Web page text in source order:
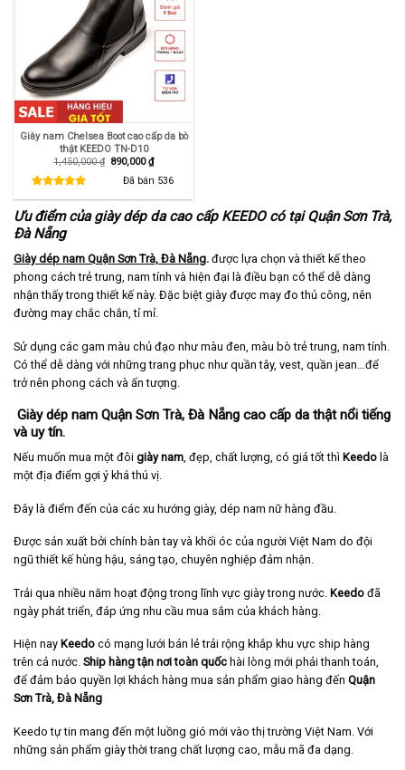
Giày nam Chelsea Boot cao cấp da bò
thật KEEDO TN-D10
1,450,000₫ Giá
1,450,000 ₫.
890,000₫Giá
hiện
tại
là:
890,000 ₫.
Đã bán 536
Ưu điểm của giày dép da cao cấp KEEDO có tại Quận Sơn Trà,
Đà Nẵng
Giày dép nam Quận Sơn Trà, Đà Nẵng. được lựa chọn và thiết kế theo
phong cách trẻ trung, nam tính và hiện đại là điều bạn có thể dễ dàng
nhận thấy trong thiết kế này. Đặc biệt giày được may đo thủ công, nên
đường may chắc chắn, tỉ mỉ.
Sử dụng các gam màu chủ đạo như màu đen, màu bò trẻ trung, nam tính.
Có thể dễ dàng với những trang phục như quần tây, vest, quần jean…để
trở nên phong cách và ấn tượng.
Giày dép nam Quận Sơn Trà, Đà Nẵng cao cấp da thật nổi tiếng
và uy tín.
Nếu muốn mua một đôi giày nam , đẹp, chất lượng, có giá tốt thì Keedo là
một địa điểm gợi ý khá thú vị.
Đây là điểm đến của các xu hướng giày, dép nam nữ hàng đầu.
Được sản xuất bởi chính bàn tay và khối óc của người Việt Nam do đội
ngũ thiết kế hùng hậu, sáng tạo, chuyên nghiệp đảm nhận.
Trải qua nhiều năm hoạt động trong lĩnh vực giày trong nước. Keedo đã
ngày phát triển, đáp ứng nhu cầu mua sắm của khách hàng.
Hiện nay Keedo có mạng lưới bán lẻ trải rộng khắp khu vực ship hàng
trên cả nước. Ship hàng tận nơi toàn quốc hài lòng mới phải thanh toán,
để đảm bảo quyền lợi khách hàng mua sản phẩm giao hàng đến Quận
Sơn Trà, Đà Nẵng
Keedo tự tin mang đến một luồng gió mới vào thị trường Việt Nam. Với
những sản phẩm giày thời trang chất lượng cao, mẫu mã đa dạng.